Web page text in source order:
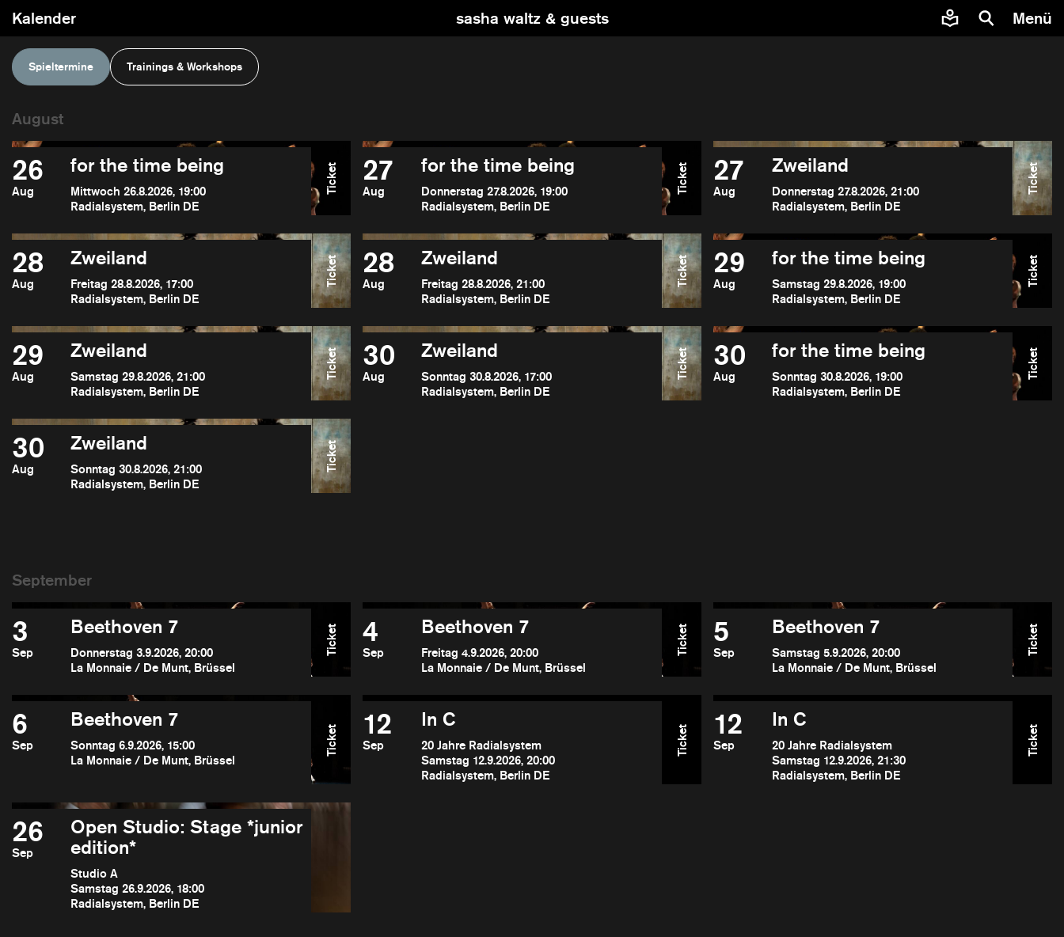
Kalender sasha waltz & guests Menü
Spieltermine Trainings & Workshops
26
Aug
for the time being
Mittwoch 26.8.2026, 19:00
Radialsystem, Berlin DE
Ticket 27
Aug
for the time being
Donnerstag 27.8.2026, 19:00
Radialsystem, Berlin DE
Ticket 27
Aug
Zweiland
Donnerstag 27.8.2026, 21:00
Radialsystem, Berlin DE
Ticket
28
Aug
Zweiland
Freitag 28.8.2026, 17:00
Radialsystem, Berlin DE
Ticket 28
Aug
Zweiland
Freitag 28.8.2026, 21:00
Radialsystem, Berlin DE
Ticket 29
Aug
for the time being
Samstag 29.8.2026, 19:00
Radialsystem, Berlin DE
Ticket
29
Aug
Zweiland
Samstag 29.8.2026, 21:00
Radialsystem, Berlin DE
Ticket 30
Aug
Zweiland
Sonntag 30.8.2026, 17:00
Radialsystem, Berlin DE
Ticket 30
Aug
for the time being
Sonntag 30.8.2026, 19:00
Radialsystem, Berlin DE
Ticket
30
Aug
Zweiland
Sonntag 30.8.2026, 21:00
Radialsystem, Berlin DE
Ticket
3
Sep
Beethoven 7
Donnerstag 3.9.2026, 20:00
La Monnaie / De Munt, Brüssel
Ticket 4
Sep
Beethoven 7
Freitag 4.9.2026, 20:00
La Monnaie / De Munt, Brüssel
Ticket 5
Sep
Beethoven 7
Samstag 5.9.2026, 20:00
La Monnaie / De Munt, Brüssel
Ticket
6
Sep
Beethoven 7
Sonntag 6.9.2026, 15:00
La Monnaie / De Munt, Brüssel
Ticket 12
Sep
In C
20 Jahre Radialsystem
Samstag 12.9.2026, 20:00
Radialsystem, Berlin DE
Ticket 12
Sep
In C
20 Jahre Radialsystem
Samstag 12.9.2026, 21:30
Radialsystem, Berlin DE
Ticket
26
Sep
Open Studio: Stage *junior
edition*
Studio A
Samstag 26.9.2026, 18:00
Radialsystem, Berlin DE